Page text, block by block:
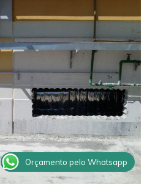
Orçamento pelo Whatsapp